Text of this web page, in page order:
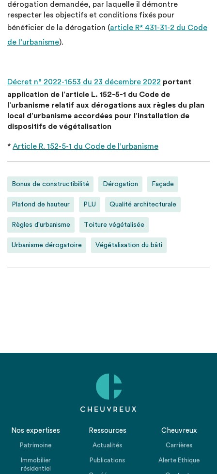
dérogation demandée, par laquelle il démontre
respecter les objectifs et conditions fixés pour
bénéficier de la dérogation (article R* 431-31-2 du Code
de l’urbanisme).
Décret n° 2022-1653 du 23 décembre 2022 portant
application de l’article L. 152-5-1 du Code de
l’urbanisme relatif aux dérogations aux règles du plan
local d’urbanisme accordées pour l’installation de
dispositifs de végétalisation
* Article R. 152-5-1 du Code de l’urbanisme
Bonus de constructibilité Dérogation Façade
Plafond de hauteur PLU Qualité architecturale
Règles d'urbanisme Toiture végétalisée
Urbanisme dérogatoire Végétalisation du bâti
Nos expertises
Patrimoine
Immobilier
résidentiel
Ressources
Actualités
Publications
Cheuvreux
Carrières
Alerte Ethique